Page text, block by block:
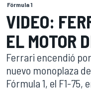
Fórmula 1
VIDEO:
EL MOTOR
Ferrari encendió
nuevo monoplaza
Fórmula 1, el F1-75,